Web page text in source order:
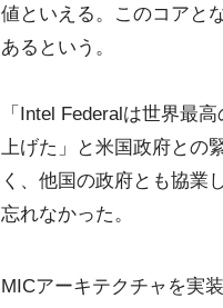
値といえる。このコアと
あるという。
「Intel Federalは世界最
上げた」と米国政府との
く、他国の政府とも協業
忘れなかった。
MICアーキテクチャを実